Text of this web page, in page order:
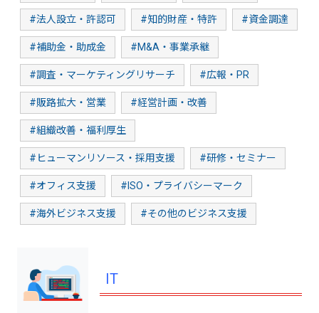
#法人設立・許認可 #知的財産・特許 #資金調達
#補助金・助成金 #M&A・事業承継
#調査・マーケティングリサーチ #広報・PR
#販路拡大・営業 #経営計画・改善
#組織改善・福利厚生
#ヒューマンリソース・採用支援 #研修・セミナー
#オフィス支援 #ISO・プライバシーマーク
#海外ビジネス支援 #その他のビジネス支援
IT